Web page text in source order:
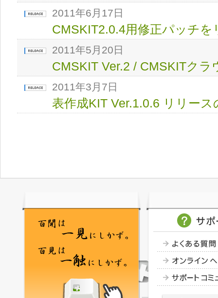
2011年6月17日
CMSKIT2.0.4用修正パッチを
2011年5月20日
CMSKIT Ver.2 / CMSKITクラ
2011年3月7日
表作成KIT Ver.1.0.6 リリース